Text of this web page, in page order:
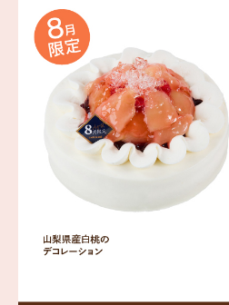
岳や末広がりを意味す
つ時」という意味を込
。雄大な八ヶ岳山麓の自
れる、こだわりのスイー